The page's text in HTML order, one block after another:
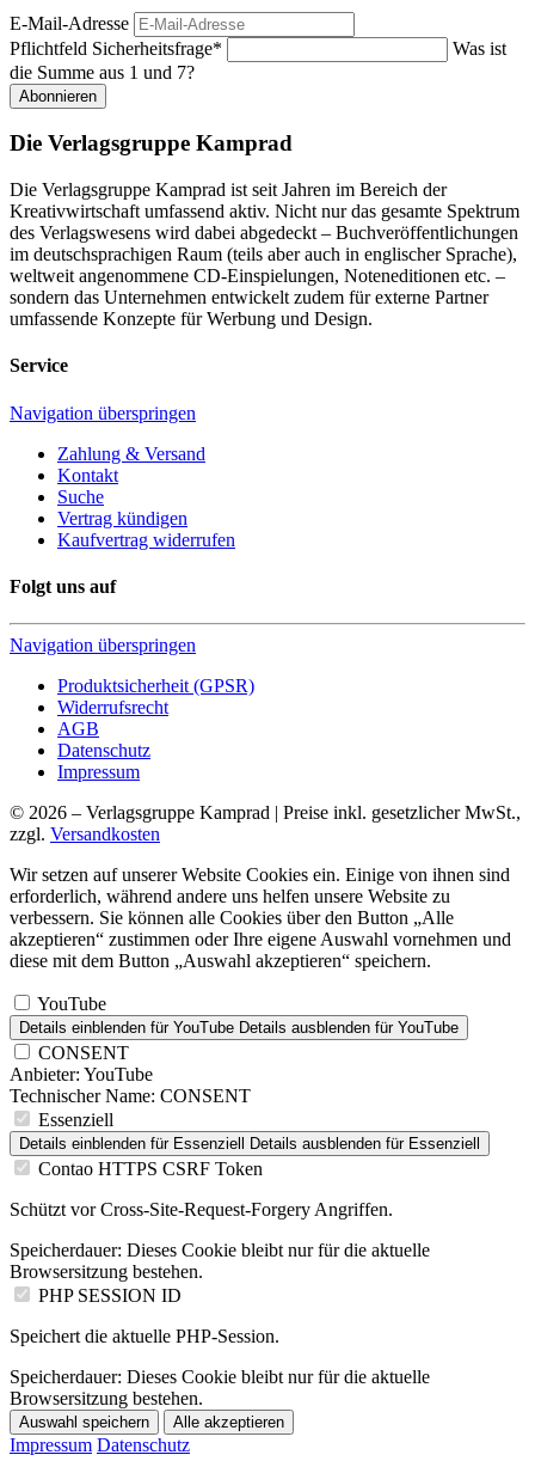
E-Mail-Adresse
Pflichtfeld Sicherheitsfrage*
Was ist
die Summe aus 1 und 7?
Abonnieren
Die Verlagsgruppe Kamprad
Die Verlagsgruppe Kamprad ist seit Jahren im Bereich der
Kreativwirtschaft umfassend aktiv. Nicht nur das gesamte Spektrum
des Verlagswesens wird dabei abgedeckt – Buchveröffentlichungen
im deutschsprachigen Raum (teils aber auch in englischer Sprache),
weltweit angenommene CD-Einspielungen, Noteneditionen etc. –
sondern das Unternehmen entwickelt zudem für externe Partner
umfassende Konzepte für Werbung und Design.
Service
Navigation überspringen
Zahlung & Versand
Kontakt
Suche
Vertrag kündigen
Kaufvertrag widerrufen
Folgt uns auf
Navigation überspringen
Produktsicherheit (GPSR)
Widerrufsrecht
AGB
Datenschutz
Impressum
© 2026 – Verlagsgruppe Kamprad | Preise inkl. gesetzlicher MwSt.,
zzgl. Versandkosten
Wir setzen auf unserer Website Cookies ein. Einige von ihnen sind
erforderlich, während andere uns helfen unsere Website zu
verbessern. Sie können alle Cookies über den Button „Alle
akzeptieren“ zustimmen oder Ihre eigene Auswahl vornehmen und
diese mit dem Button „Auswahl akzeptieren“ speichern.
YouTube
Details einblenden für YouTube Details ausblenden für YouTube
CONSENT
Anbieter: YouTube
Technischer Name: CONSENT
Essenziell
Details einblenden für Essenziell Details ausblenden für Essenziell
Contao HTTPS CSRF Token
Schützt vor Cross-Site-Request-Forgery Angriffen.
Speicherdauer: Dieses Cookie bleibt nur für die aktuelle
Browsersitzung bestehen.
PHP SESSION ID
Speichert die aktuelle PHP-Session.
Speicherdauer: Dieses Cookie bleibt nur für die aktuelle
Browsersitzung bestehen.
Auswahl speichern Alle akzeptieren
Impressum Datenschutz